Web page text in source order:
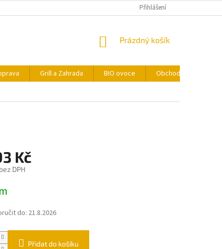
FORMULÁŘ PRO ODSTOUPENÍ OD SMLOUVY
Přihlášení
NÁKUPNÍ
Prázdný košík
Grill a Zahrada BIO ovoce
Obchodní podmínky
Kč
DPH
do: 21.8.2026
Přidat do košíku